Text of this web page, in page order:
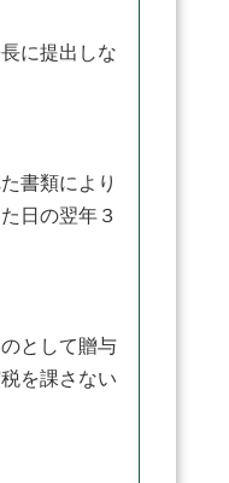
に提出しな
書類により
日の翌年３
として贈与
を課さない